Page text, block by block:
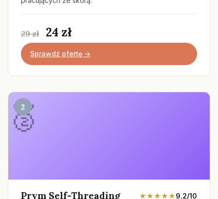
29 zł 24 zł
Sprawdź ofertę →
2
Prym Self-Threading
★★★★★9.2/10